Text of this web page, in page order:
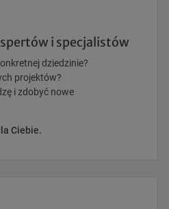
i specjalistów
dziedzinie?
projektów?
i zdobyć nowe
Ciebie.